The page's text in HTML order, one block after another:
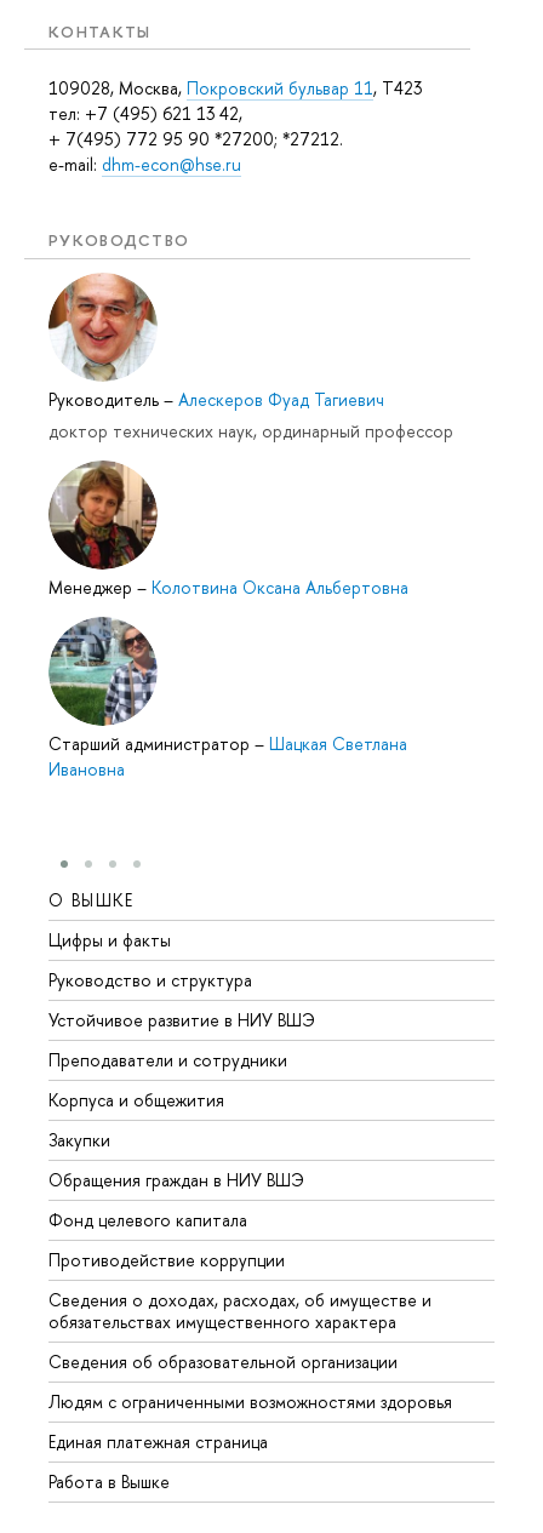
КОНТАКТЫ
109028, Москва, Покровский бульвар 11, T423
тел: +7 (495) 621 13 42,
+ 7(495) 772 95 90 *27200; *27212.
e-mail: dhm-econ@hse.ru
РУКОВОДСТВО
Руководитель – Алескеров Фуад Тагиевич
доктор технических наук, ординарный профессор
Менеджер – Колотвина Оксана Альбертовна
Cтарший администратор – Шацкая Светлана
Ивановна
О ВЫШКЕ
Цифры и факты
Руководство и структура
Устойчивое развитие в НИУ ВШЭ
Преподаватели и сотрудники
Корпуса и общежития
Закупки
Обращения граждан в НИУ ВШЭ
Фонд целевого капитала
Противодействие коррупции
Сведения о доходах, расходах, об имуществе и
обязательствах имущественного характера
Сведения об образовательной организации
Людям с ограниченными возможностями здоровья
Единая платежная страница
Работа в Вышке